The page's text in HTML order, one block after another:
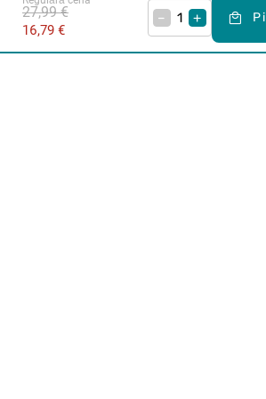
16,79 €
27,99 € – +